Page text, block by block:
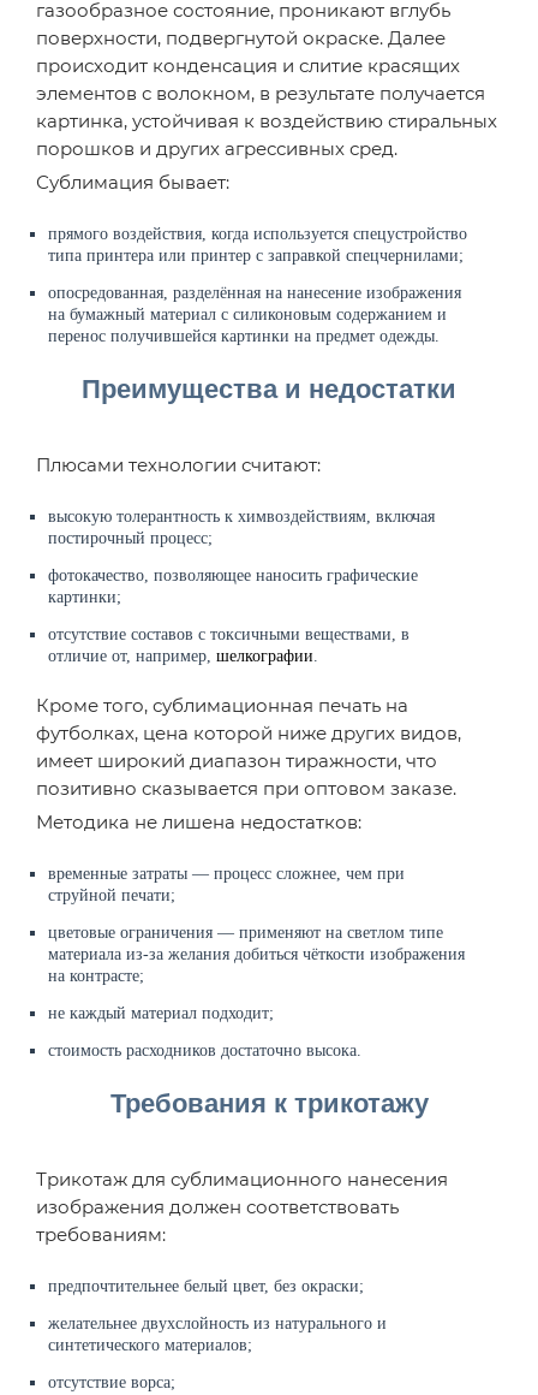
газообразное состояние, проникают вглубь
поверхности, подвергнутой окраске. Далее
происходит конденсация и слитие красящих
элементов с волокном, в результате получается
картинка, устойчивая к воздействию стиральных
порошков и других агрессивных сред.
Сублимация бывает:
прямого воздействия, когда используется спецустройство
типа принтера или принтер с заправкой спецчернилами;
опосредованная, разделённая на нанесение изображения
на бумажный материал с силиконовым содержанием и
перенос получившейся картинки на предмет одежды.
Преимущества и недостатки
Плюсами технологии считают:
высокую толерантность к химвоздействиям, включая
постирочный процесс;
фотокачество, позволяющее наносить графические
картинки;
отсутствие составов с токсичными веществами, в
отличие от, например, шелкографии.
Кроме того, сублимационная печать на
футболках, цена которой ниже других видов,
имеет широкий диапазон тиражности, что
позитивно сказывается при оптовом заказе.
Методика не лишена недостатков:
временные затраты — процесс сложнее, чем при
струйной печати;
цветовые ограничения — применяют на светлом типе
материала из-за желания добиться чёткости изображения
на контрасте;
не каждый материал подходит;
стоимость расходников достаточно высока.
Требования к трикотажу
Трикотаж для сублимационного нанесения
изображения должен соответствовать
требованиям:
предпочтительнее белый цвет, без окраски;
желательнее двухслойность из натурального и
синтетического материалов;
отсутствие ворса;